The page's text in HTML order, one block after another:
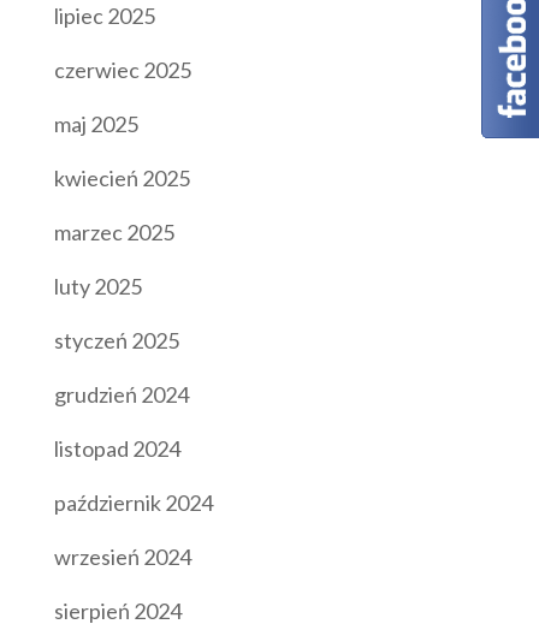
lipiec 2025
czerwiec 2025
maj 2025
kwiecień 2025
marzec 2025
luty 2025
styczeń 2025
grudzień 2024
listopad 2024
październik 2024
wrzesień 2024
sierpień 2024